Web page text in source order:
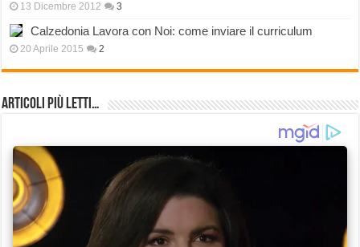
13 Dicembre 2012 3
Calzedonia Lavora con Noi: come inviare il curriculum
20 Aprile 2015 2
Articoli più Letti…